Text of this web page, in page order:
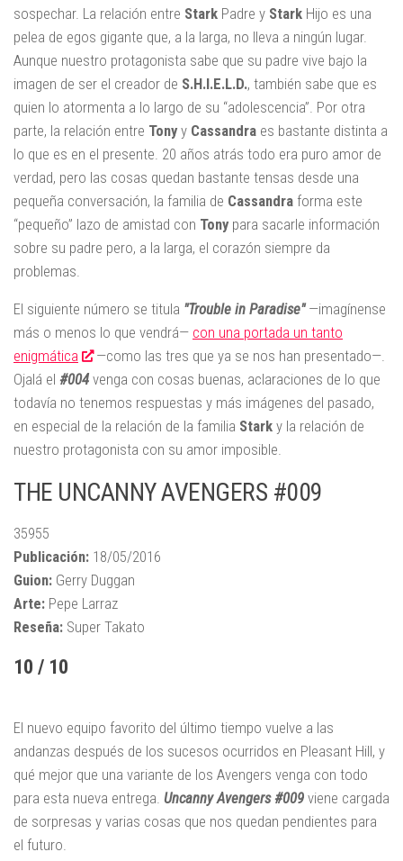
sospechar. La relación entre Stark Padre y Stark Hijo es una
pelea de egos gigante que, a la larga, no lleva a ningún lugar.
Aunque nuestro protagonista sabe que su padre vive bajo la
imagen de ser el creador de S.H.I.E.L.D., también sabe que es
quien lo atormenta a lo largo de su “adolescencia”. Por otra
parte, la relación entre Tony y Cassandra es bastante distinta a
lo que es en el presente. 20 años atrás todo era puro amor de
verdad, pero las cosas quedan bastante tensas desde una
pequeña conversación, la familia de Cassandra forma este
“pequeño” lazo de amistad con Tony para sacarle información
sobre su padre pero, a la larga, el corazón siempre da
problemas.
El siguiente número se titula "Trouble in Paradise"—imagínense
más o menos lo que vendrá— con una portada un tanto
enigmática
—como las tres que ya se nos han presentado—.
Ojalá el #004 venga con cosas buenas, aclaraciones de lo que
todavía no tenemos respuestas y más imágenes del pasado,
en especial de la relación de la familia Stark y la relación de
nuestro protagonista con su amor imposible.
THE UNCANNY AVENGERS #009
35955
Publicación: 18/05/2016
Guion: Gerry Duggan
Arte: Pepe Larraz
Reseña: Super Takato
10 / 10
El nuevo equipo favorito del último tiempo vuelve a las
andanzas después de los sucesos ocurridos en Pleasant Hill, y
qué mejor que una variante de los Avengers venga con todo
para esta nueva entrega. Uncanny Avengers #009 viene cargada
de sorpresas y varias cosas que nos quedan pendientes para
el futuro.